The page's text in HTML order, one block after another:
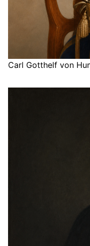
Carl Gotthelf von